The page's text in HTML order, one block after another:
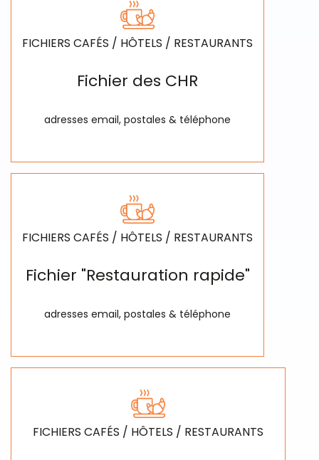
FICHIERS CAFÉS / HÔTELS / RESTAURANTS
Fichier des CHR
adresses email, postales & téléphone
FICHIERS CAFÉS / HÔTELS / RESTAURANTS
Fichier "Restauration rapide"
adresses email, postales & téléphone
FICHIERS CAFÉS / HÔTELS / RESTAURANTS